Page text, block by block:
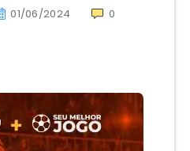
01/06/2024 0